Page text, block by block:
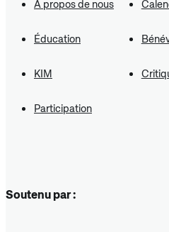
À propos de nous
Éducation
KIM
Participation
Soutenu par :